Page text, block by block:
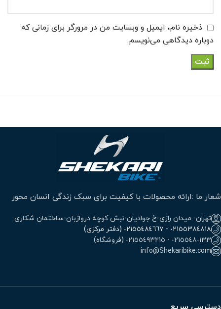
ذخیره نام، ایمیل و وبسایت من در مرورگر برای زمانی که
دوباره دیدگاهی می‌نویسم.
شعار ما :ارائه محصولات با کیفیت برای سبک زندگی انسان محور
تهران- میدان رازی-خ جوادیان-نبش کوچه دروازبان-ساختمان شکاری
٠٢١٥٥٣٨٤٨١٨ - ٠٢١٥٥٤٨٤٦٦٧ (دفتر مرکزی)
٠٢١٥٥٤٨٠١٣٣ - ٠٢١٥٥٤٩٣٢١٥ (فروشگاه)
info@Shekaribike.com